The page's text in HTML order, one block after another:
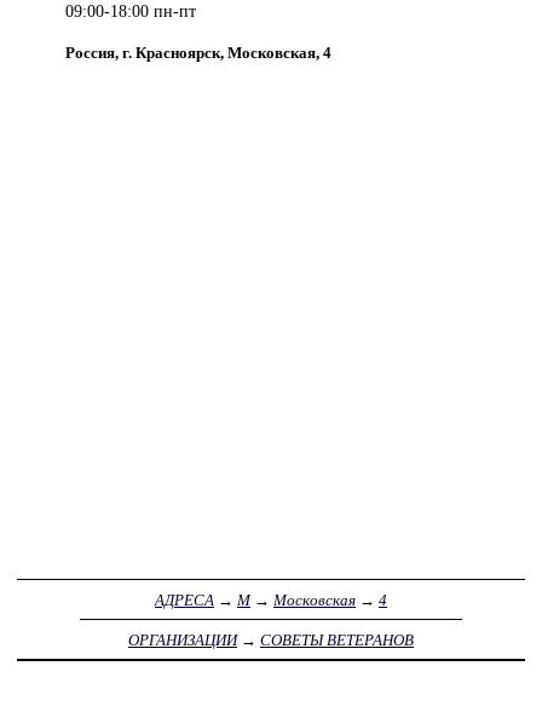
09:00-18:00 пн-пт
Россия, г. Красноярск, Московская, 4
АДРЕСА → М→ Московская → 4
ОРГАНИЗАЦИИ→ СОВЕТЫ ВЕТЕРАНОВ